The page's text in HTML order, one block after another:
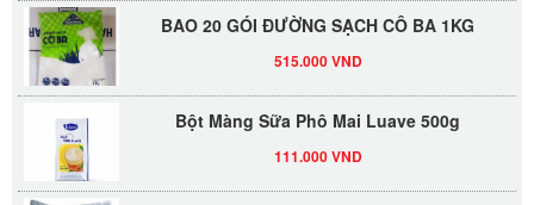
BAO 20 GÓI ĐƯỜNG SẠCH CÔ BA 1KG
Bột Màng Sữa Phô Mai Luave 500g